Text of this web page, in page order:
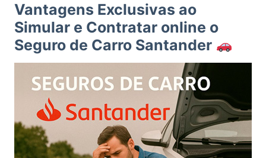
Vantagens Exclusivas ao
Simular e Contratar online o
Seguro de Carro Santander